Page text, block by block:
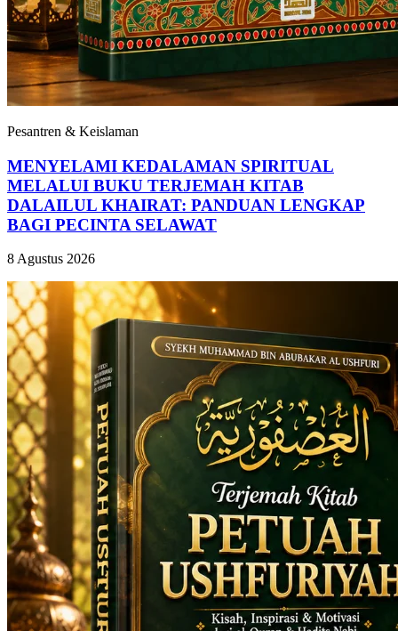
Pesantren & Keislaman
MENYELAMI KEDALAMAN SPIRITUAL
MELALUI BUKU TERJEMAH KITAB
DALAILUL KHAIRAT: PANDUAN LENGKAP
BAGI PECINTA SELAWAT
8 Agustus 2026